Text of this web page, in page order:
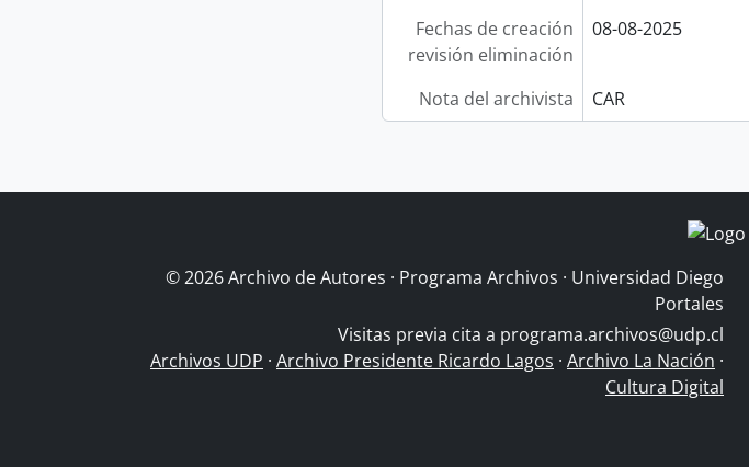
Fechas de creación
revisión eliminación
08-08-2025
Nota del archivista CAR
© 2026 Archivo de Autores · Programa Archivos · Universidad Diego
Portales
Visitas previa cita a programa.archivos@udp.cl
Archivos UDP · Archivo Presidente Ricardo Lagos · Archivo La Nación ·
Cultura Digital